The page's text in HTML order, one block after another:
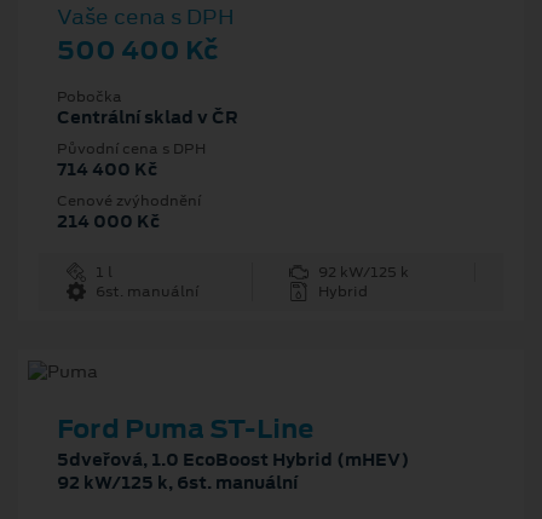
Vaše cena s DPH
500 400 Kč
Pobočka
Centrální sklad v ČR
Původní cena s DPH
714 400 Kč
Cenové zvýhodnění
214 000 Kč
1 l
92 kW/125 k
6st. manuální
Hybrid
Ford Puma ST-Line
5dveřová, 1.0 EcoBoost Hybrid (mHEV)
92 kW/125 k, 6st. manuální